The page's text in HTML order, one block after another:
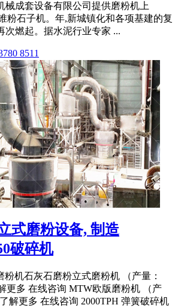
械成套设备有限公司提供磨粉机上
粉石子机。年,新城镇化和各项基建的复
次燃起。据水泥行业专家 ...
8511
式磨粉设备, 制造
破碎机
粉机石灰石磨粉立式磨粉机 （产量：
更多 在线咨询 MTW欧版磨粉机 （产
解更多 在线咨询 2000TPH 弹簧破碎机